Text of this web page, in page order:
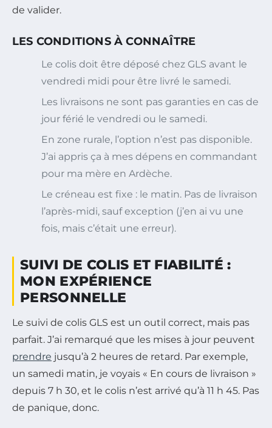
de valider.
LES CONDITIONS À CONNAÎTRE
Le colis doit être déposé chez GLS avant le
vendredi midi pour être livré le samedi.
Les livraisons ne sont pas garanties en cas de
jour férié le vendredi ou le samedi.
En zone rurale, l’option n’est pas disponible.
J’ai appris ça à mes dépens en commandant
pour ma mère en Ardèche.
Le créneau est fixe : le matin. Pas de livraison
l’après-midi, sauf exception (j’en ai vu une
fois, mais c’était une erreur).
SUIVI DE COLIS ET FIABILITÉ :
MON EXPÉRIENCE
PERSONNELLE
Le suivi de colis GLS est un outil correct, mais pas
parfait. J’ai remarqué que les mises à jour peuvent
prendre jusqu’à 2 heures de retard. Par exemple,
un samedi matin, je voyais « En cours de livraison »
depuis 7 h 30, et le colis n’est arrivé qu’à 11 h 45. Pas
de panique, donc.